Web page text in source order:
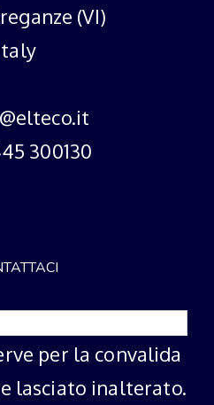
(VI)
300130
per la convalida
lasciato inalterato.